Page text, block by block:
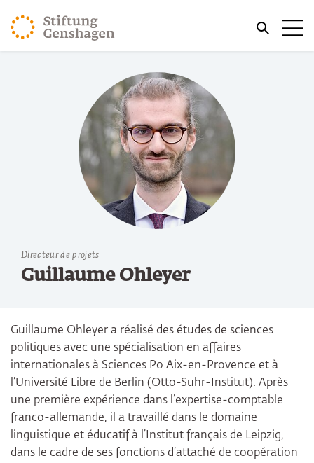
REVENIR AU CONTENU PRINCIPAL
REVENIR À LA RECHERCHE
Directeur de projets
Guillaume Ohleyer
Guillaume Ohleyer a réalisé des études de sciences
politiques avec une spécialisation en affaires
internationales à Sciences Po Aix-en-Provence et à
l’Université Libre de Berlin (Otto-Suhr-Institut). Après
une première expérience dans l’expertise-comptable
franco-allemande, il a travaillé dans le domaine
linguistique et éducatif à l’Institut français de Leipzig,
dans le cadre de ses fonctions d’attaché de coopération